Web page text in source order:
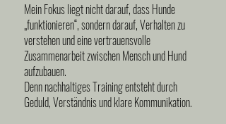
Mein Fokus liegt nicht darauf, dass Hunde
„funktionieren“, sondern darauf, Verhalten zu
verstehen und eine vertrauensvolle
Zusammenarbeit zwischen Mensch und Hund
aufzubauen.
Denn nachhaltiges Training entsteht durch
Geduld, Verständnis und klare Kommunikation.